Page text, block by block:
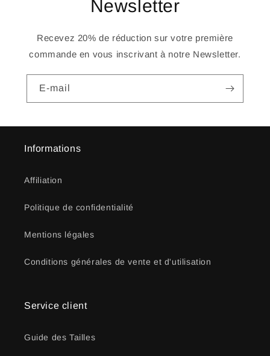
Newsletter
Recevez 20% de réduction sur votre première
commande en vous inscrivant à notre Newsletter.
E-mail
Informations
Affiliation
Politique de confidentialité
Mentions légales
Conditions générales de vente et d'utilisation
Service client
Guide des Tailles